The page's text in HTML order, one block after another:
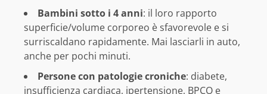
Bambini sotto i 4 anni: il loro rapporto
superficie/volume corporeo è sfavorevole e si
surriscaldano rapidamente. Mai lasciarli in auto,
anche per pochi minuti.
Persone con patologie croniche: diabete,
insufficienza cardiaca, ipertensione, BPCO e